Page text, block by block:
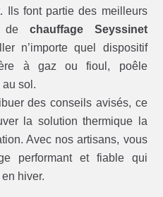
Ils font partie des meilleurs
de chauffage Seyssinet
n’importe quel dispositif
à gaz ou fioul, poêle
au sol.
des conseils avisés, ce
la solution thermique la
Avec nos artisans, vous
performant et fiable qui
hiver.